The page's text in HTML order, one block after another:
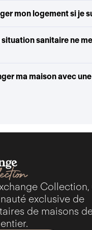
mon logement si je
situation sanitaire ne
ma maison avec
Collection,
exclusive de
de maisons